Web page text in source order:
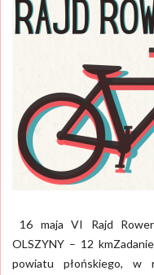
16 maja VI Rajd
OLSZYNY – 12
powiatu płońskiego, w